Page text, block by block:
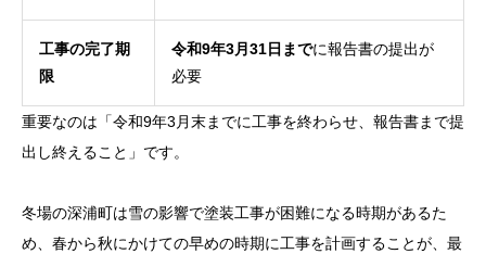
工事の完了期
限
令和9年3月31日までに報告書の提出が
必要
重要なのは「令和9年3月末までに工事を終わらせ、報告書まで提
出し終えること」です。
冬場の深浦町は雪の影響で塗装工事が困難になる時期があるた
め、春から秋にかけての早めの時期に工事を計画することが、最